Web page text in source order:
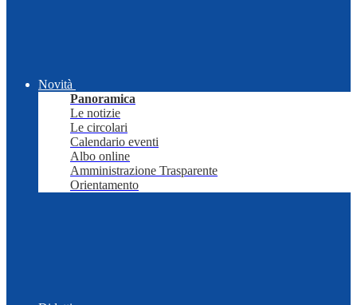
Novità
Panoramica
Le notizie
Le circolari
Calendario eventi
Albo online
Amministrazione Trasparente
Orientamento